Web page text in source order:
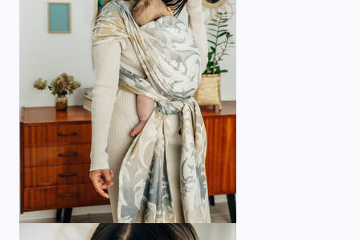
Par d'autres
Contact